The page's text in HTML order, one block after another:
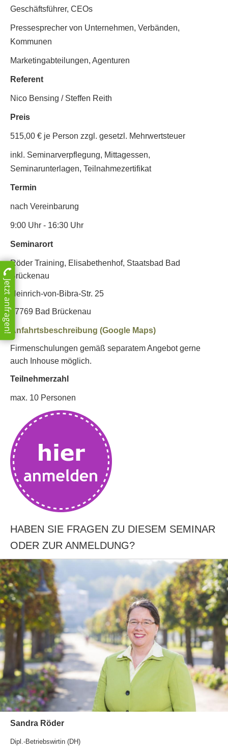
Geschäftsführer, CEOs
Pressesprecher von Unternehmen, Verbänden,
Kommunen
Marketingabteilungen, Agenturen
Referent
Nico Bensing / Steffen Reith
Preis
515,00 € je Person zzgl. gesetzl. Mehrwertsteuer
inkl. Seminarverpflegung, Mittagessen,
Seminarunterlagen, Teilnahmezertifikat
Termin
nach Vereinbarung
9:00 Uhr - 16:30 Uhr
Seminarort
Röder Training, Elisabethenhof, Staatsbad Bad
Brückenau
Heinrich-von-Bibra-Str. 25
97769 Bad Brückenau
Anfahrtsbeschreibung (Google Maps)
Firmenschulungen gemäß separatem Angebot gerne
auch Inhouse möglich.
Teilnehmerzahl
max. 10 Personen
HABEN SIE FRAGEN ZU DIESEM SEMINAR
ODER ZUR ANMELDUNG?
Sandra Röder
Dipl.-Betriebswirtin (DH)
Jetzt anfragen!